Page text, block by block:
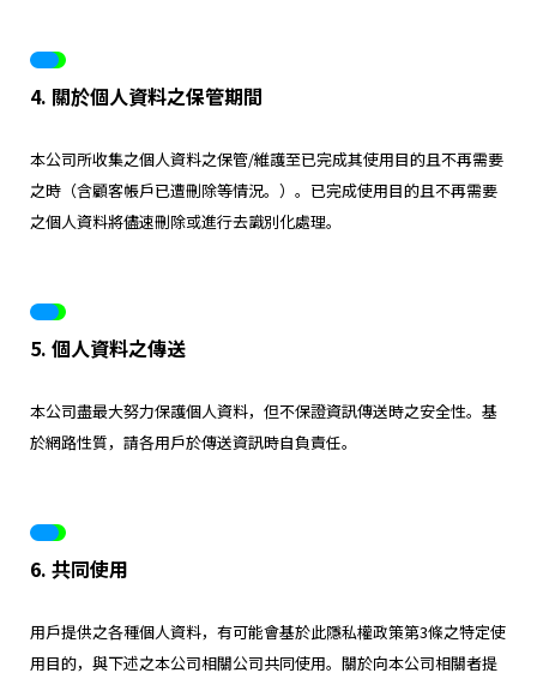
4. 關於個人資料之保管期間
本公司所收集之個人資料之保管/維護至已完成其使用目的且不再需要
之時（含顧客帳戶已遭刪除等情況。）。已完成使用目的且不再需要
之個人資料將儘速刪除或進行去識別化處理。
5. 個人資料之傳送
本公司盡最大努力保護個人資料，但不保證資訊傳送時之安全性。基
於網路性質，請各用戶於傳送資訊時自負責任。
6. 共同使用
用戶提供之各種個人資料，有可能會基於此隱私權政策第3條之特定使
用目的，與下述之本公司相關公司共同使用。關於向本公司相關者提